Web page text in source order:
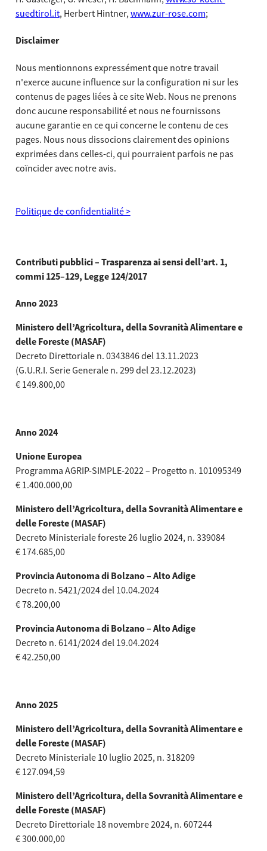
suedtirol.it, Herbert Hintner, www.zur-rose.com;
Disclaimer
Nous mentionnons expressément que notre travail
n'exerce aucune influence sur la configuration ni sur les
contenus de pages liées à ce site Web. Nous ne prenons
donc aucune responsabilité et nous ne fournissons
aucune garantie en ce qui concerne le contenu de ces
pages. Nous nous dissocions clairement des opinions
exprimées dans celles-ci, qui pourraient parfois ne pas
coïncider avec notre avis.
Politique de confidentialité >
Contributi pubblici – Trasparenza ai sensi dell’art. 1,
commi 125–129, Legge 124/2017
Anno 2023
Ministero dell’Agricoltura, della Sovranità Alimentare e
delle Foreste (MASAF)
Decreto Direttoriale n. 0343846 del 13.11.2023
(G.U.R.I. Serie Generale n. 299 del 23.12.2023)
€ 149.800,00
Anno 2024
Unione Europea
Programma AGRIP-SIMPLE-2022 – Progetto n. 101095349
€ 1.400.000,00
Ministero dell’Agricoltura, della Sovranità Alimentare e
delle Foreste (MASAF)
Decreto Ministeriale foreste 26 luglio 2024, n. 339084
€ 174.685,00
Provincia Autonoma di Bolzano – Alto Adige
Decreto n. 5421/2024 del 10.04.2024
€ 78.200,00
Provincia Autonoma di Bolzano – Alto Adige
Decreto n. 6141/2024 del 19.04.2024
€ 42.250,00
Anno 2025
Ministero dell’Agricoltura, della Sovranità Alimentare e
delle Foreste (MASAF)
Decreto Ministeriale 10 luglio 2025, n. 318209
€ 127.094,59
Ministero dell’Agricoltura, della Sovranità Alimentare e
delle Foreste (MASAF)
Decreto Direttoriale 18 novembre 2024, n. 607244
€ 300.000,00